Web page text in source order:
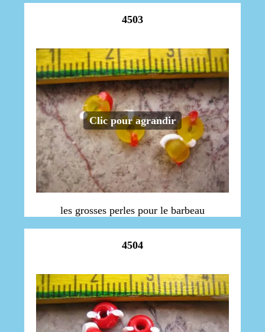
4503
Clic pour agrandir
les grosses perles pour le barbeau
4504